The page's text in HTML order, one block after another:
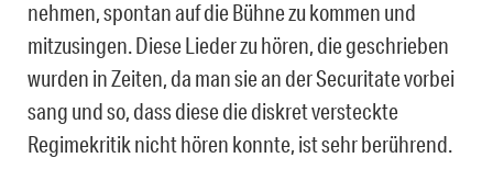
nehmen, spontan auf die Bühne zu kommen und
mitzusingen. Diese Lieder zu hören, die geschrieben
wurden in Zeiten, da man sie an der Securitate vorbei
sang und so, dass diese die diskret versteckte
Regimekritik nicht hören konnte, ist sehr berührend.